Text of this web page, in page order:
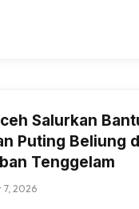
Salurkan
Puting Beliung
Tenggelam
7, 2026